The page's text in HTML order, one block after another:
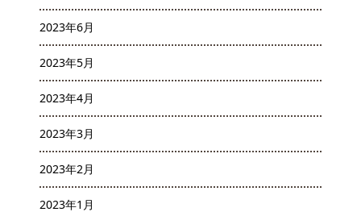
2023年6月
2023年5月
2023年4月
2023年3月
2023年2月
2023年1月